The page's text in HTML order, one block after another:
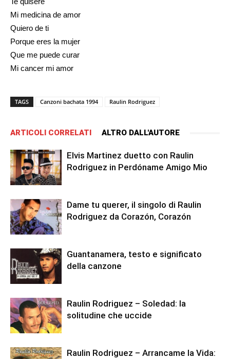
Mi medicina de amor
Quiero de ti
Porque eres la mujer
Que me puede curar
Mi cancer mi amor
TAGS Canzoni bachata 1994 Raulin Rodriguez
ARTICOLI CORRELATI ALTRO DALL'AUTORE
Elvis Martinez duetto con Raulin
Rodriguez in Perdóname Amigo Mio
Dame tu querer, il singolo di Raulin
Rodriguez da Corazón, Corazón
Guantanamera, testo e significato
della canzone
Raulin Rodriguez – Soledad: la
solitudine che uccide
Raulin Rodriguez – Arrancame la Vida: